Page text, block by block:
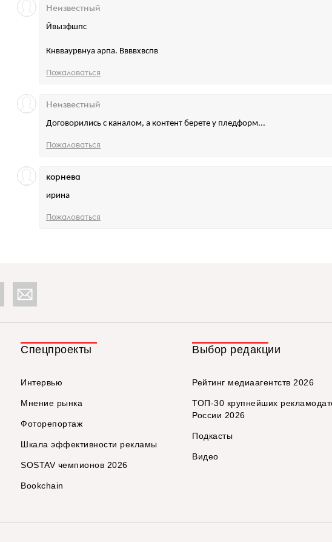
Йвызфшпс
Кнвваурвнуа арпа. Ввввхвспв
Неизвестный
Пожаловаться
Договорились с каналом, а контент берете у пледформ...
Неизвестный
Пожаловаться
ирина
корнева
Пожаловаться
Спецпроекты
Интервью
Мнение рынка
Фоторепортаж
Шкала эффективности рекламы
SOSTAV чемпионов 2026
Bookchain
Выбор редакции
Рейтинг медиаагентств 2026
ТОП-30 крупнейших
России 2026
Подкасты
Видео